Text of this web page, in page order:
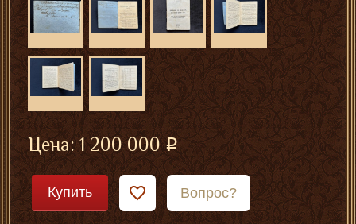
Цена:1 200 000
Купить Вопрос?